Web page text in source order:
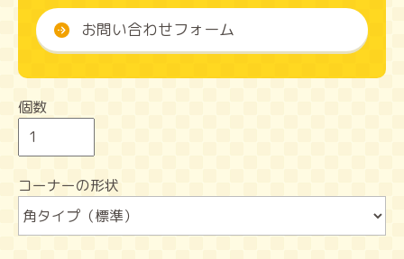
お問い合わせフォーム
個数
コーナーの形状